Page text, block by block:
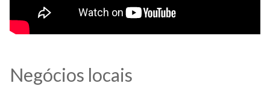
Negócios locais